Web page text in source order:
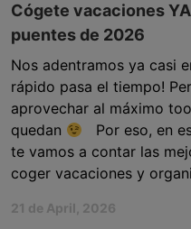
Cógete vacaciones
puentes de 2026
Nos adentramos ya casi
rápido pasa el tiempo!
aprovechar al máximo
quedan
Por eso, en
te vamos a contar las
coger vacaciones y
21 de April, 2026